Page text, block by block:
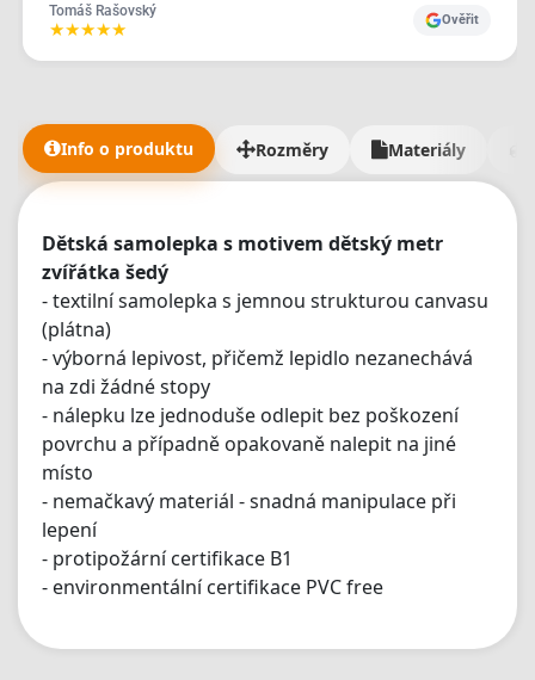
požadavky kývl byl Plotbase - a ještě s velmi pozitivním
přístupem, ostatní byli relativně nepříjemní a neochotní.
Bannery jsme obdrželi v naprosto TOP kvalitě a jak jsem
trvalo mnohem déle než mělo. 5/5 je malo, ale vic tu dat
nejde🫶"
Tomáš Rašovský
★★★★★ Ověřit
Info o produktu Rozměry Materiály
Dětská samolepka s motivem dětský metr
zvířátka šedý
- textilní samolepka s jemnou strukturou canvasu
(plátna)
- výborná lepivost, přičemž lepidlo nezanechává
na zdi žádné stopy
- nálepku lze jednoduše odlepit bez poškození
povrchu a případně opakovaně nalepit na jiné
místo
- nemačkavý materiál - snadná manipulace při
lepení
- protipožární certifikace B1
- environmentální certifikace PVC free